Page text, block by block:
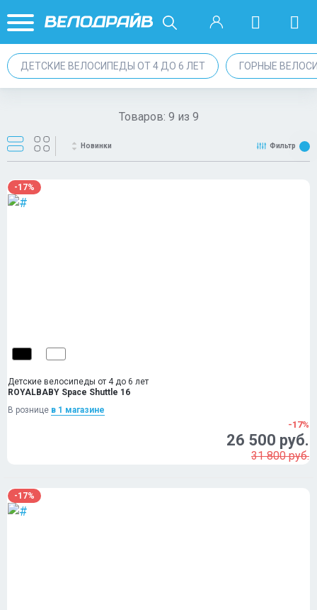
ДЕТСКИЕ ВЕЛОСИПЕДЫ ОТ 4 ДО 6 ЛЕТ ГОРНЫЕ
Товаров: 9 из 9
Новинки Фильтр
-17%
Детские велосипеды от 4 до 6 лет
ROYALBABY Space Shuttle 16
В рознице в 1 магазинe
-17%
26 500 руб.
31 800 руб.
-17%